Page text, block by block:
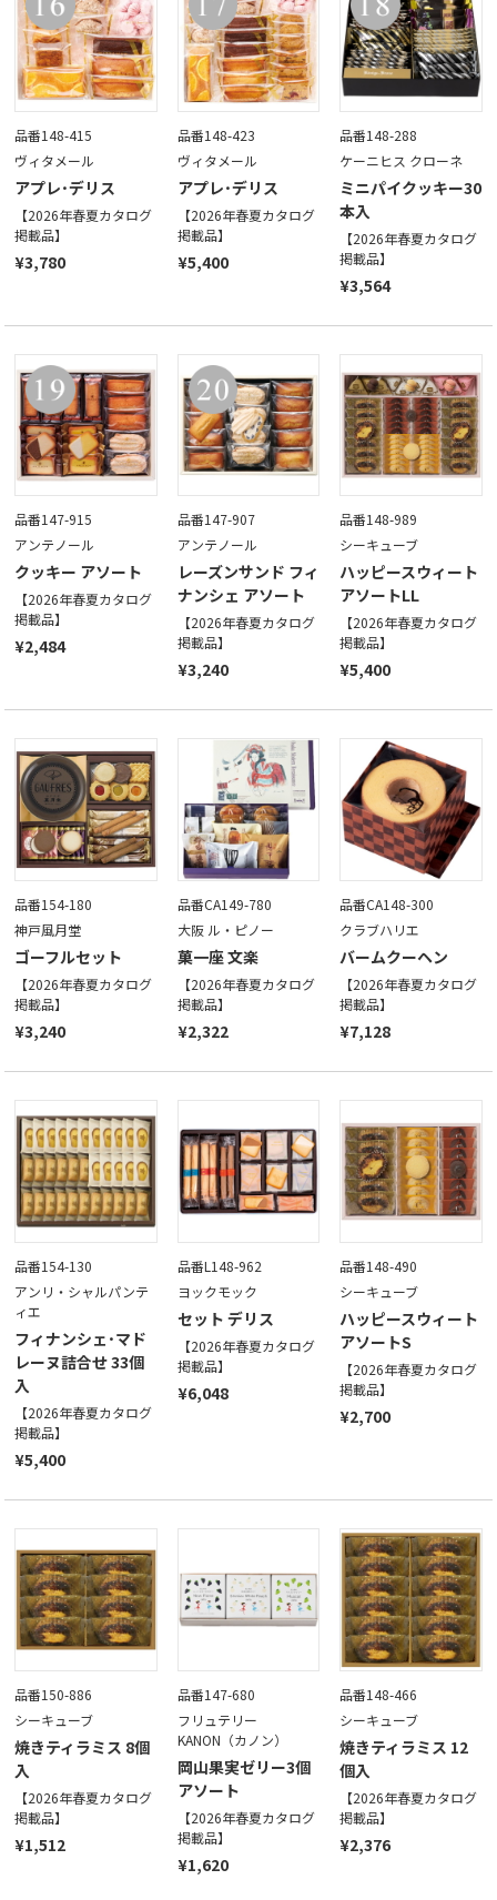
品番148-415
ヴィタメール
アプレ･デリス
【2026年春夏カタログ
掲載品】
¥3,780
品番148-423
ヴィタメール
アプレ･デリス
【2026年春夏カタログ
掲載品】
¥5,400
品番148-288
ケーニヒス クローネ
ミニパイクッキー30
本入
【2026年春夏カタログ
掲載品】
¥3,564
品番147-915
アンテノール
クッキー アソート
【2026年春夏カタログ
掲載品】
¥2,484
品番147-907
アンテノール
レーズンサンド フィ
ナンシェ アソート
【2026年春夏カタログ
掲載品】
¥3,240
品番148-989
シーキューブ
ハッピースウィート
アソートLL
【2026年春夏カタログ
掲載品】
¥5,400
品番154-180
神戸風月堂
ゴーフルセット
【2026年春夏カタログ
掲載品】
¥3,240
品番CA149-780
大阪 ル・ピノー
菓一座 文楽
【2026年春夏カタログ
掲載品】
¥2,322
品番CA148-300
クラブハリエ
バームクーヘン
【2026年春夏カタログ
掲載品】
¥7,128
品番154-130
アンリ・シャルパンテ
ィエ
フィナンシェ･マド
レーヌ詰合せ 33個
入
【2026年春夏カタログ
掲載品】
¥5,400
品番L148-962
ヨックモック
セット デリス
【2026年春夏カタログ
掲載品】
¥6,048
品番148-490
シーキューブ
ハッピースウィート
アソートS
【2026年春夏カタログ
掲載品】
¥2,700
品番150-886
シーキューブ
焼きティラミス 8個
入
【2026年春夏カタログ
掲載品】
¥1,512
品番147-680
フリュテリー
KANON（カノン）
岡山果実ゼリー3個
アソート
【2026年春夏カタログ
掲載品】
¥1,620
品番148-466
シーキューブ
焼きティラミス 12
個入
【2026年春夏カタログ
掲載品】
¥2,376